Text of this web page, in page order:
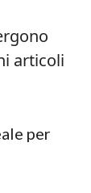
articoli
per